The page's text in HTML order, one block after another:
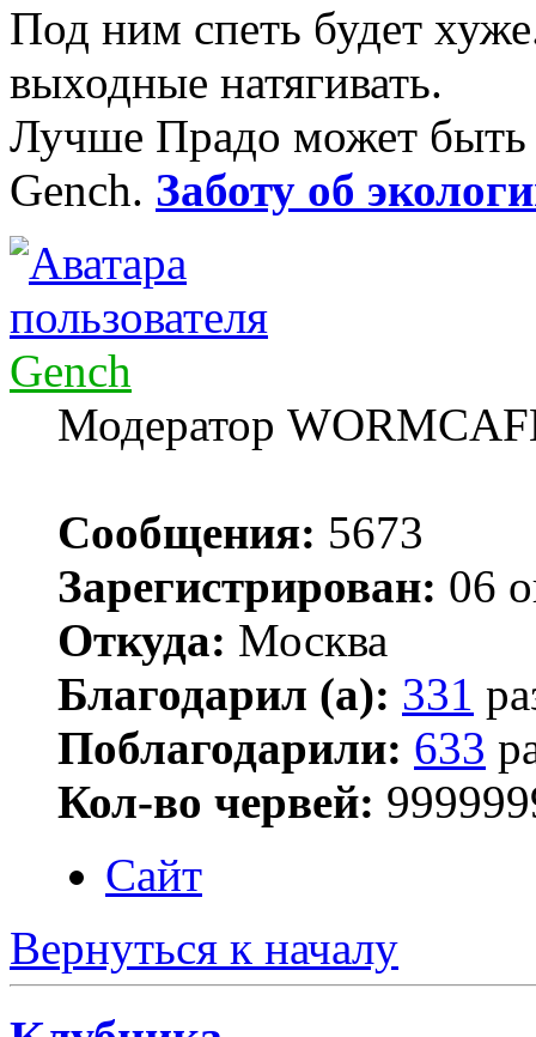
Под ним спеть будет
выходные натягивать.
Лучше Прадо может
Gench. Заботу об
Gench
Модератор
Сообщения: 5673
Зарегистрирован: 06
Откуда: Москва
Благодарил (а): 331
Поблагодарили: 633
Кол-во червей:
Сайт
Вернуться к началу